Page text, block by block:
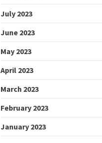
July 2023
June 2023
May 2023
April 2023
March 2023
February 2023
January 2023